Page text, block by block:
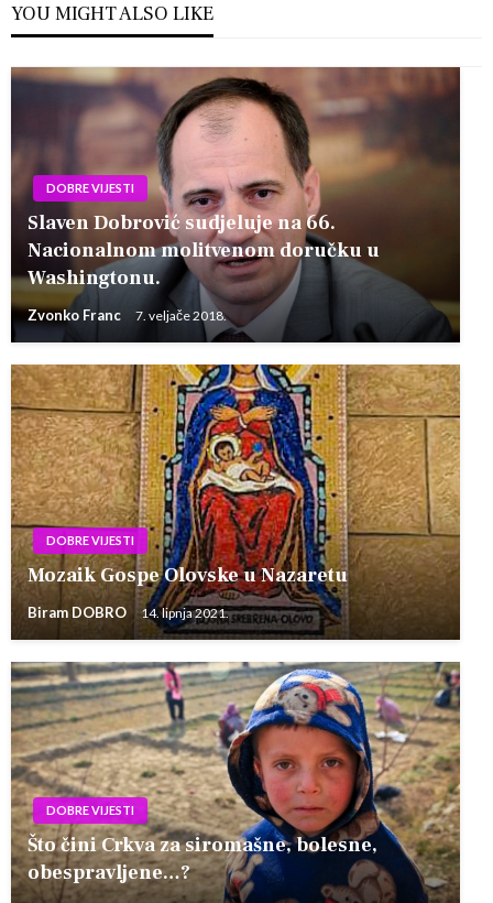
YOU MIGHT ALSO LIKE
DOBRE VIJESTI
Slaven Dobrović sudjeluje na 66.
Nacionalnom molitvenom doručku u
Washingtonu.
Zvonko Franc 7. veljače 2018.
DOBRE VIJESTI
Mozaik Gospe Olovske u Nazaretu
Biram DOBRO 14. lipnja 2021.
DOBRE VIJESTI
Što čini Crkva za siromašne, bolesne,
obespravljene…?